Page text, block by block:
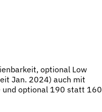
optional Low
Jan. 2024) auch mit
und optional 190 statt 160